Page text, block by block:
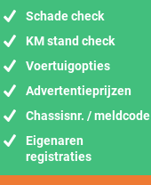
Schade check
KM stand check
Voertuigopties
Advertentieprijzen
Chassisnr. / meldcode
Eigenaren
registraties